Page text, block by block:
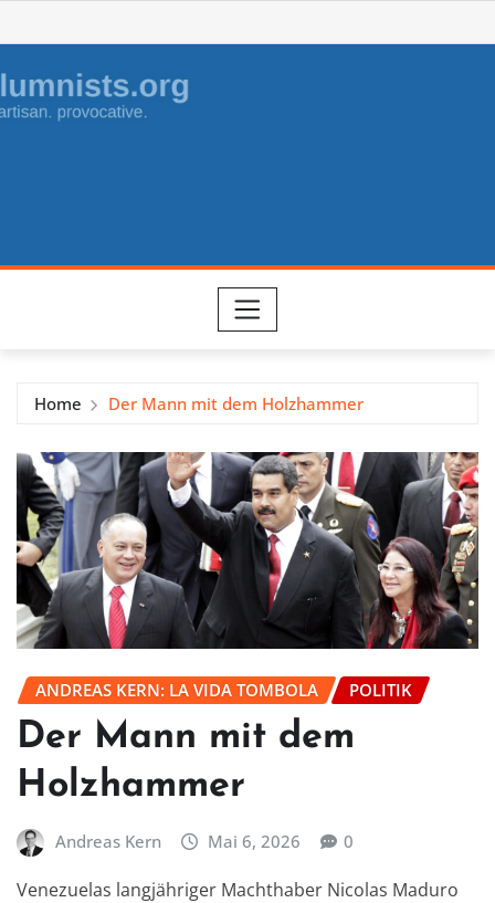
to
content
Home Der Mann mit dem Holzhammer
ANDREAS KERN: LA VIDA TOMBOLA POLITIK
Der Mann mit dem
Holzhammer
Andreas Kern Mai 6, 2026 0
Venezuelas langjähriger Machthaber Nicolas Maduro